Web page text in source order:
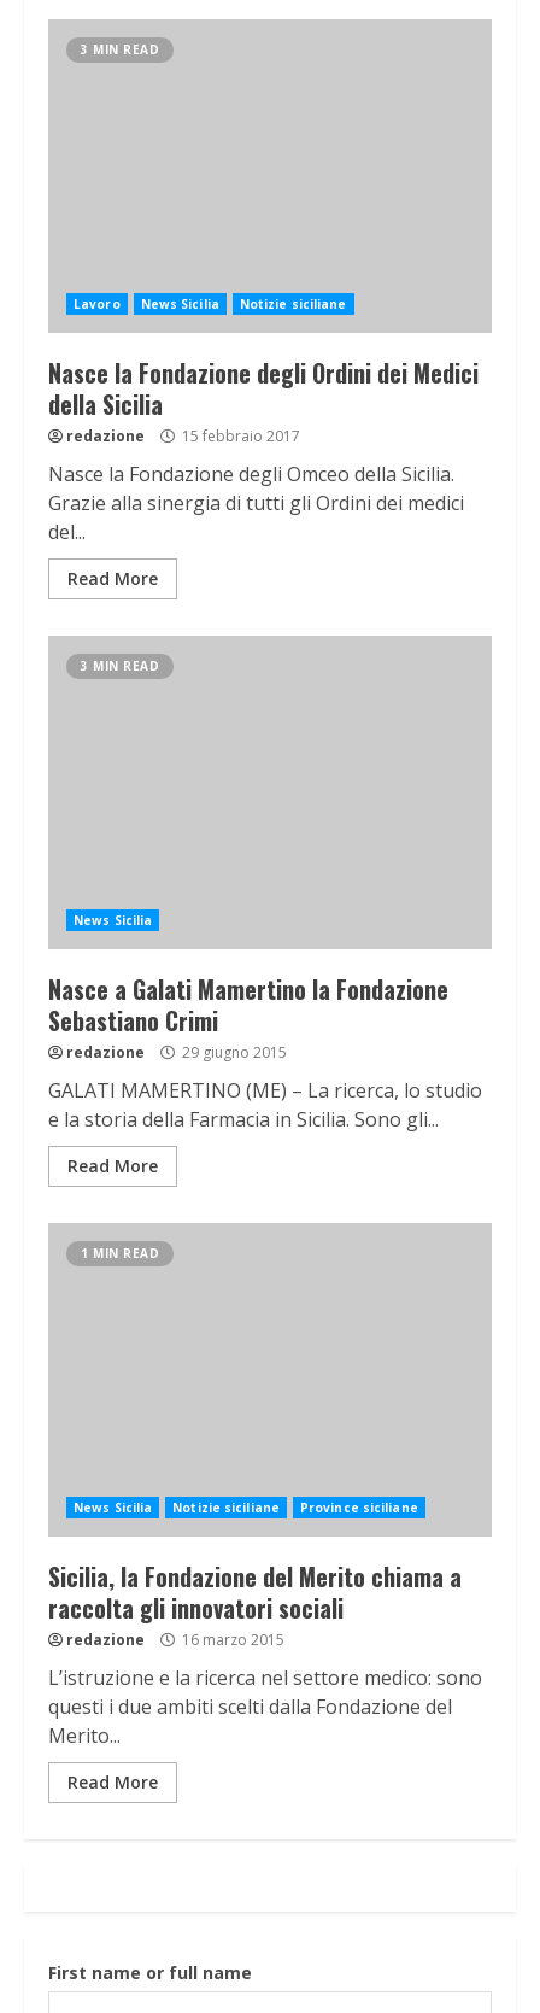
3 MIN READ
Lavoro News Sicilia Notizie siciliane
Nasce la Fondazione degli Ordini dei Medici
della Sicilia
redazione 15 febbraio 2017
Nasce la Fondazione degli Omceo della Sicilia.
Grazie alla sinergia di tutti gli Ordini dei medici
del...
Read More
3 MIN READ
News Sicilia
Nasce a Galati Mamertino la Fondazione
Sebastiano Crimi
redazione 29 giugno 2015
GALATI MAMERTINO (ME) – La ricerca, lo studio
e la storia della Farmacia in Sicilia. Sono gli...
Read More
1 MIN READ
News Sicilia Notizie siciliane Province siciliane
Sicilia, la Fondazione del Merito chiama a
raccolta gli innovatori sociali
redazione 16 marzo 2015
L’istruzione e la ricerca nel settore medico: sono
questi i due ambiti scelti dalla Fondazione del
Merito...
Read More
First name or full name